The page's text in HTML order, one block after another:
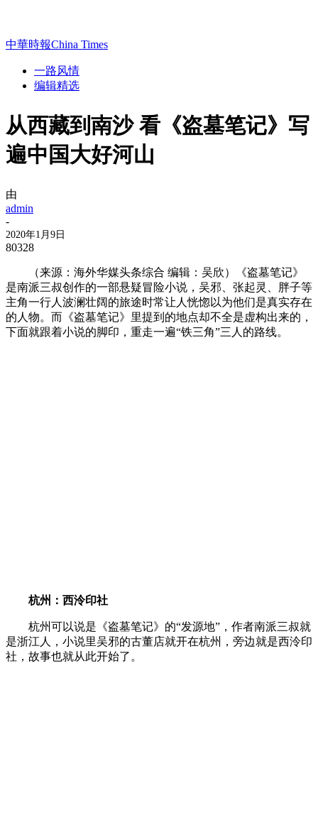
中華時報China Times
一路风情
编辑精选
从西藏到南沙 看《盗墓笔记》写
遍中国大好河山
由
admin
-
2020年1月9日
80328
（来源：海外华媒头条综合 编辑：吴欣）《盗墓笔记》
是南派三叔创作的一部悬疑冒险小说，吴邪、张起灵、胖子等
主角一行人波澜壮阔的旅途时常让人恍惚以为他们是真实存在
的人物。而《盗墓笔记》里提到的地点却不全是虚构出来的，
下面就跟着小说的脚印，重走一遍“铁三角”三人的路线。
杭州：西泠印社
杭州可以说是《盗墓笔记》的“发源地”，作者南派三叔就
是浙江人，小说里吴邪的古董店就开在杭州，旁边就是西泠印
社，故事也就从此开始了。